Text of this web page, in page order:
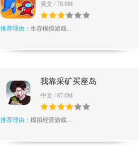
英文 / 78.9M
推荐理由： 生存模拟游戏...
我靠采矿买座岛
中文 / 87.0M
推荐理由： 模拟经营游戏...